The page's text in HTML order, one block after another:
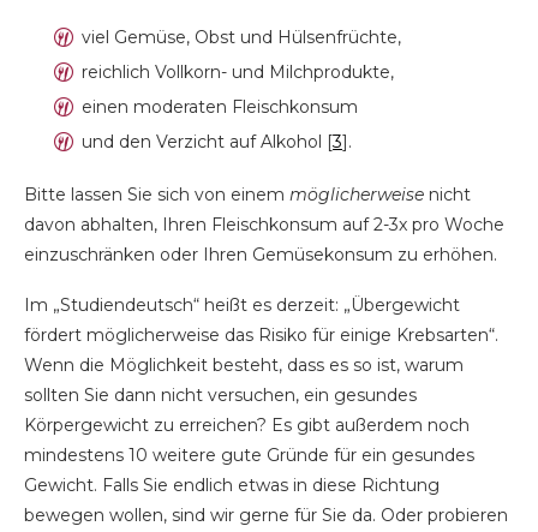
viel Gemüse, Obst und Hülsenfrüchte,
reichlich Vollkorn- und Milchprodukte,
einen moderaten Fleischkonsum
und den Verzicht auf Alkohol [3].
Bitte lassen Sie sich von einem möglicherweise nicht
davon abhalten, Ihren Fleischkonsum auf 2-3x pro Woche
einzuschränken oder Ihren Gemüsekonsum zu erhöhen.
Im „Studiendeutsch“ heißt es derzeit: „Übergewicht
fördert möglicherweise das Risiko für einige Krebsarten“.
Wenn die Möglichkeit besteht, dass es so ist, warum
sollten Sie dann nicht versuchen, ein gesundes
Körpergewicht zu erreichen? Es gibt außerdem noch
mindestens 10 weitere gute Gründe für ein gesundes
Gewicht. Falls Sie endlich etwas in diese Richtung
bewegen wollen, sind wir gerne für Sie da. Oder probieren